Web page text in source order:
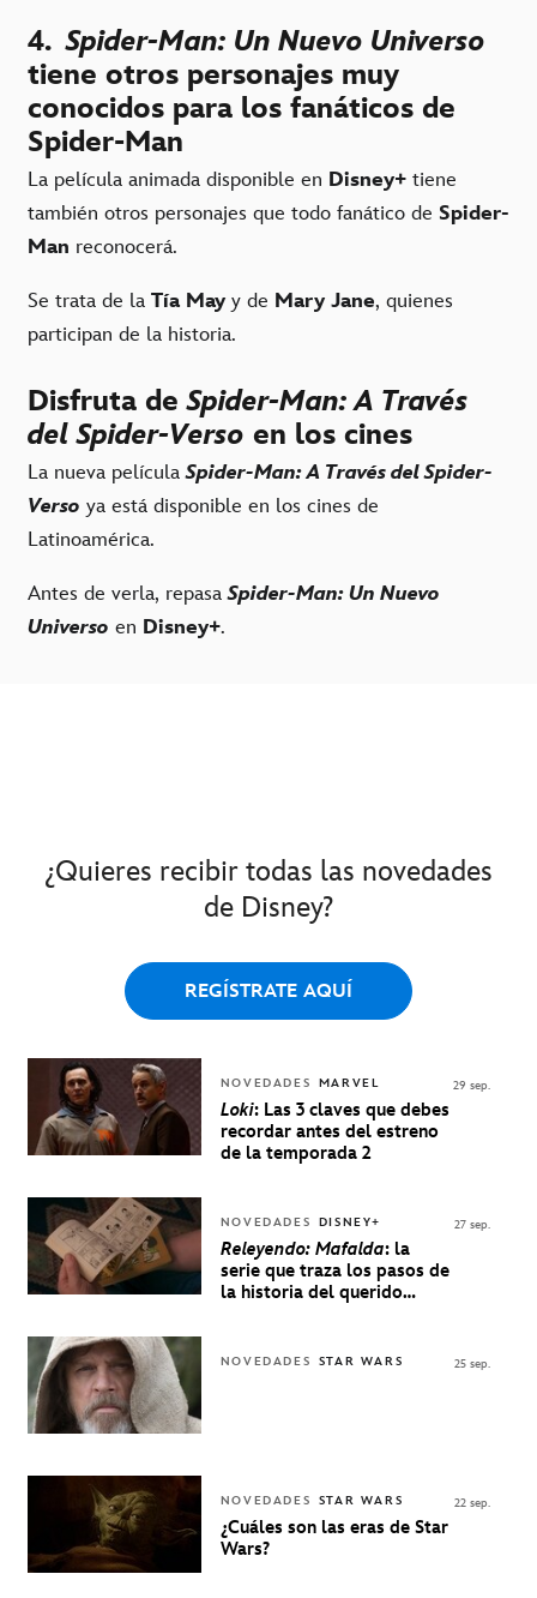
4.Spider-Man: Un Nuevo Universo
tiene otros personajes muy
conocidos para los fanáticos de
Spider-Man
La película animada disponible en Disney+ tiene
también otros personajes que todo fanático de Spider-
Man reconocerá.
Se trata de la Tía May y de Mary Jane, quienes
participan de la historia.
Disfruta deSpider-Man: A Través
del Spider-Verso en los cines
La nueva películaSpider-Man: A Través del Spider-
Verso ya está disponible en los cines de
Latinoamérica.
Antes de verla, repasaSpider-Man: Un Nuevo
Universo en Disney+.
¿Quieres recibir todas las novedades
de Disney?
REGÍSTRATE AQUÍ
NOVEDADES MARVEL
Loki: Las 3 claves que debes
recordar antes del estreno
de la temporada 2
29 sep.
NOVEDADES DISNEY+
Releyendo: Mafalda: la
serie que traza los pasos de
la historia del querido
27 sep.
NOVEDADES STAR WARS 25 sep.
NOVEDADES STAR WARS
¿Cuáles son las eras de Star
Wars?
22 sep.